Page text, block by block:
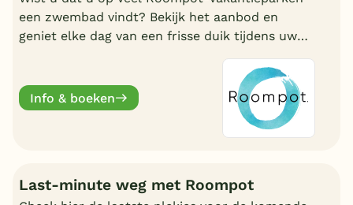
een zwembad vindt? Bekijk het aanbod en
geniet elke dag van een frisse duik tijdens uw
Info & boeken
Last-minute weg met Roompot